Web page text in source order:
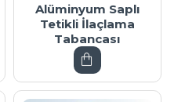
Alüminyum Saplı
Tetikli İlaçlama
Tabancası